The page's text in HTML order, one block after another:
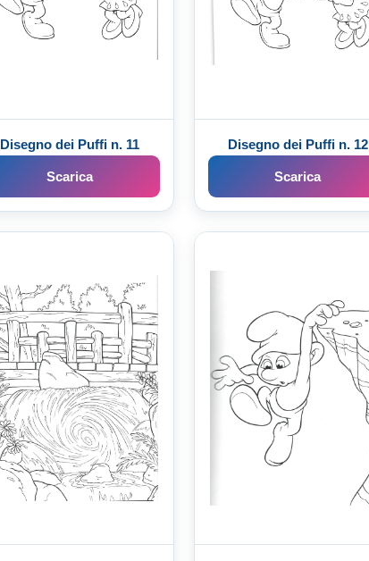
Disegno dei Puffi n. 11
Scarica
Disegno dei Puffi n. 12
Scarica